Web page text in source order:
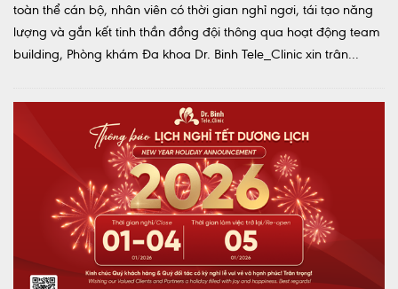
toàn thể cán bộ, nhân viên có thời gian nghỉ ngơi, tái tạo năng
lượng và gắn kết tinh thần đồng đội thông qua hoạt động team
building, Phòng khám Đa khoa Dr. Binh Tele_Clinic xin trân...